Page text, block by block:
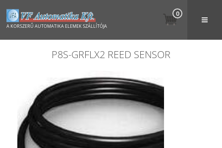
A KORSZERŰ AUTOMATIKA ELEMEK SZÁLLÍTÓJA
0
P8S-GRFLX2 REED SENSOR